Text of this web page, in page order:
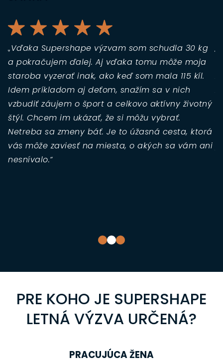
„Vďaka Supershape výzvam som schudla 30 kg
a pokračujem ďalej. Aj vďaka tomu môže moja
staroba vyzerať inak, ako keď som mala 115 kíl.
Idem príkladom aj deťom, snažím sa v nich
vzbudiť záujem o šport a celkovo aktívny životný
štýl. Chcem im ukázať, že si môžu vybrať.
Netreba sa zmeny báť. Je to úžasná cesta, ktorá
vás môže zaviesť na miesta, o akých sa vám ani
nesnívalo.“
PRE KOHO JE SUPERSHAPE
LETNÁ VÝZVA URČENÁ?
PRACUJÚCA ŽENA